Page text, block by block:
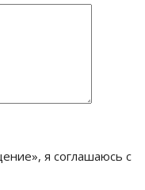
я соглашаюсь с